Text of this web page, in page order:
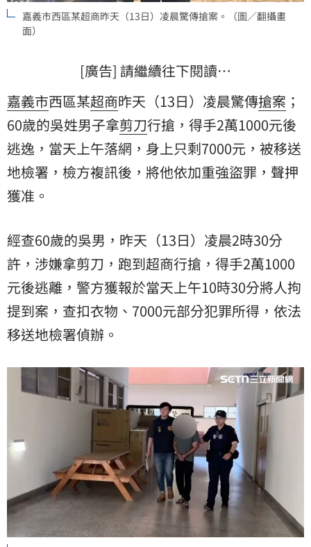
嘉義市西區某超商昨天（13日）凌晨驚傳搶案。（圖／翻攝畫
面）
[廣告] 請繼續往下閱讀…
嘉義市西區某超商昨天（13日）凌晨驚傳搶案 ；
60歲的吳姓男子拿剪刀行搶，得手2萬1000元後
逃逸，當天上午落網，身上只剩7000元，被移送
地檢署，檢方複訊後，將他依加重強盜罪，聲押
獲准。
經查60歲的吳男，昨天（13日）凌晨2時30分
許，涉嫌拿剪刀，跑到超商行搶，得手2萬1000
元後逃離，警方獲報於當天上午10時30分將人拘
提到案，查扣衣物、7000元部分犯罪所得，依法
移送地檢署偵辦。